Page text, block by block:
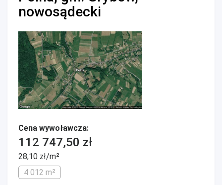
nowosądecki
Cena wywoławcza:
112 747,50 zł
28,10 zł/m²
4 012 m²